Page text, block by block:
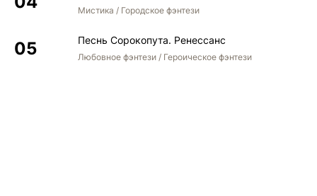
Мистика / Городское фэнтези
Песнь Сорокопута. Ренессанс
Любовное фэнтези / Героическое фэнтези